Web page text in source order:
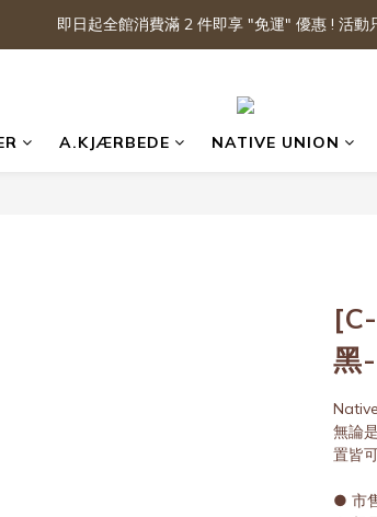
即日起全館消費滿 2 件即享 "免運" 優惠 ! 活動
A.KJÆRBEDE NATIVE UNION
黑
無論
置皆
● 市